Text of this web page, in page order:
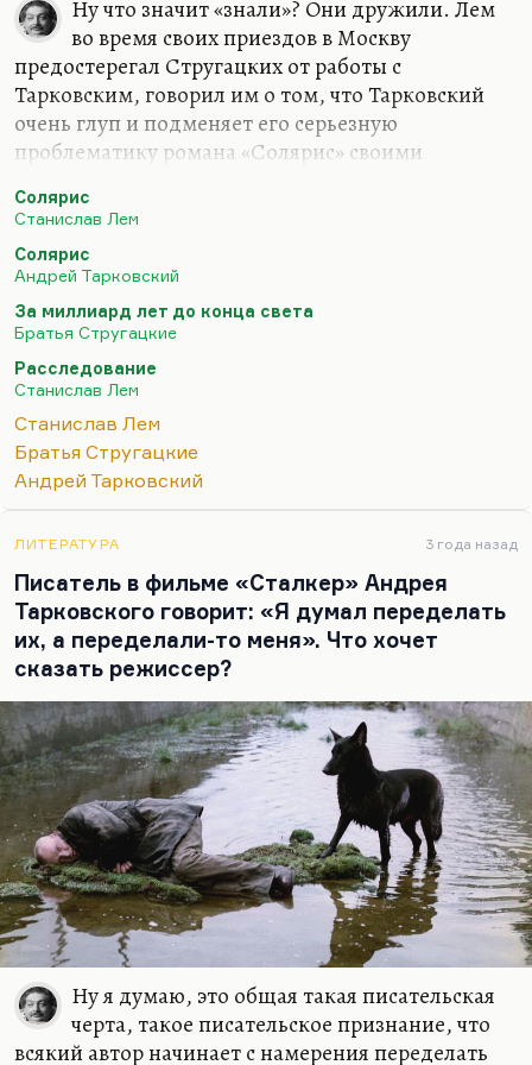
Ну что значит «знали»? Они дружили. Лем
во время своих приездов в Москву
предостерегал Стругацких от работы с
Тарковским, говорил им о том, что Тарковский
очень глуп и подменяет его серьезную
проблематику романа «Солярис» своими
установками. Он видел в нем безнадежного
Но Лем и Стругацкие, безусловно, находились в
ситуации взаимного влияния. Я думаю, что
«Насморк» и «Рукопись, найденная в ванне»
повлияли на поздних Стругацких, в особенности
на «За миллиард лет…». Некоторые идеи
Стругацких, прежде всего пессимизм в
отношении Странников, я думаю, повлиял на
«Фиаско», повлиял на Лема, это невозможность
Солярис
Станислав Лем
Солярис
Андрей Тарковский
За миллиард лет до конца света
Братья Стругацкие
Расследование
Станислав Лем
Станислав Лем
Братья Стругацкие
Андрей Тарковский
ЛИТЕРАТУРА 3 года назад
Писатель в фильме «Сталкер» Андрея
Тарковского говорит: «Я думал переделать
их, а переделали-то меня». Что хочет
сказать режиссер?
Ну я думаю, это общая такая писательская
черта, такое писательское признание, что
всякий автор начинает с намерения переделать